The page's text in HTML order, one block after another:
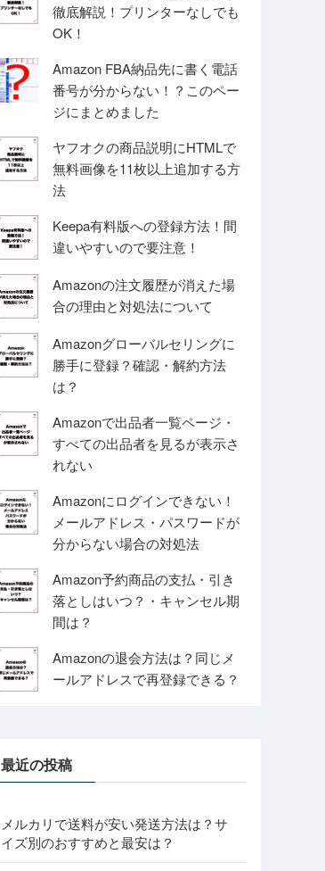
徹底解説！プリンターなしでも
OK！
Amazon FBA納品先に書く電話
番号が分からない！？このペー
ジにまとめました
ヤフオクの商品説明にHTMLで
無料画像を11枚以上追加する方
法
Keepa有料版への登録方法！間
違いやすいので要注意！
Amazonの注文履歴が消えた場
合の理由と対処法について
Amazonグローバルセリングに
勝手に登録？確認・解約方法
は？
Amazonで出品者一覧ページ・
すべての出品者を見るが表示さ
れない
Amazonにログインできない！
メールアドレス・パスワードが
分からない場合の対処法
Amazon予約商品の支払・引き
落としはいつ？・キャンセル期
間は？
Amazonの退会方法は？同じメ
ールアドレスで再登録できる？
最近の投稿
メルカリで送料が安い発送方法は？サ
イズ別のおすすめと最安は？